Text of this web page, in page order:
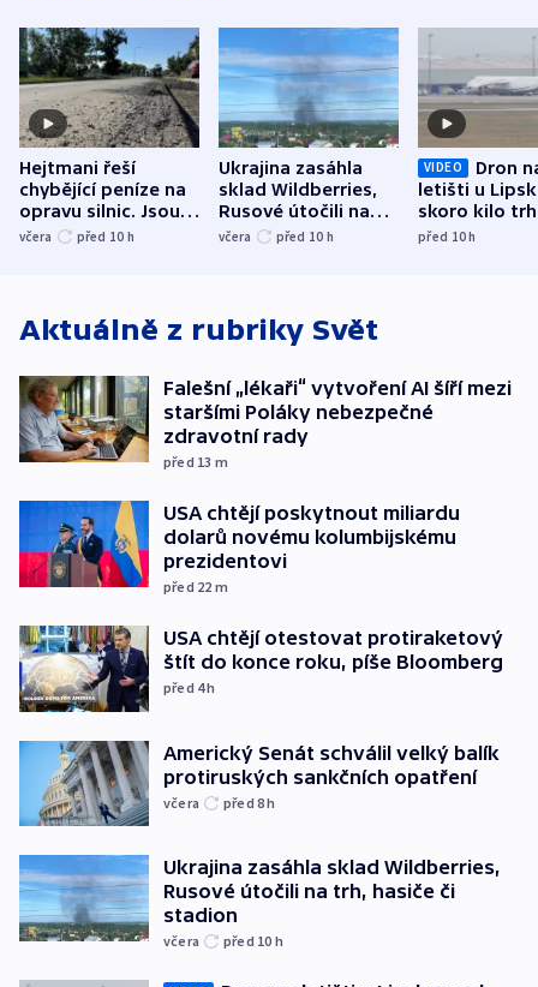
Hejtmani řeší
chybějící peníze na
opravu silnic. Jsou
nenárokové, namítá
včera před 10 h
Ukrajina zasáhla
sklad Wildberries,
Rusové útočili na
trh, hasiče či
včera před 10 h
VIDEO
Dron
letišti u
skoro kilo
indicie
před 10h
Aktuálně z rubriky Svět
Falešní „lékaři“ vytvoření AI šíří mezi
staršími Poláky nebezpečné
zdravotní rady
před 13 m
USA chtějí poskytnout miliardu
dolarů novému kolumbijskému
prezidentovi
před 22 m
USA chtějí otestovat protiraketový
štít do konce roku, píše Bloomberg
před 4h
Americký Senát schválil velký balík
protiruských sankčních opatření
včera před 8h
Ukrajina zasáhla sklad Wildberries,
Rusové útočili na trh, hasiče či
stadion
včera před 10 h